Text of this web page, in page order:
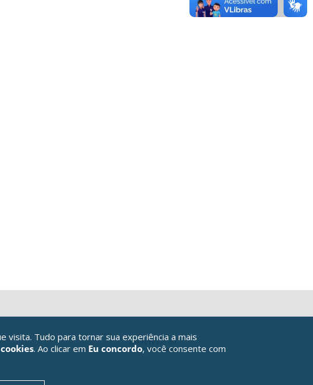
visita. Tudo para tornar sua experiência a mais
. Ao clicar em Eu concordo, você consente com